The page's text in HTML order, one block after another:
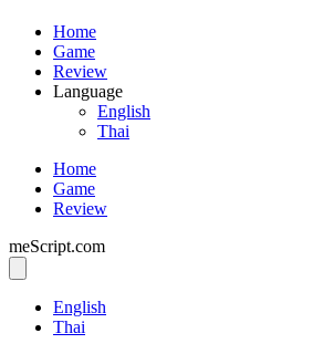
Home
Game
Review
Language
English
Thai
Home
Game
Review
meScript.com
English
Thai